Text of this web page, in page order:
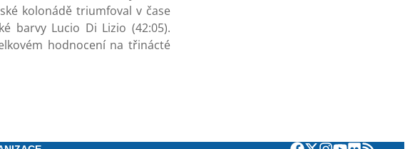
kolonádě triumfoval v čase
barvy Lucio Di Lizio (42:05).
hodnocení na třinácté